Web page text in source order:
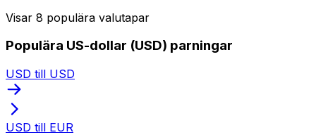
Visar 8 populära valutapar
Populära US-dollar (USD) parningar
USD till USD
USD till EUR